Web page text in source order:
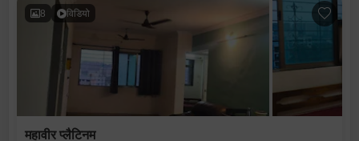
8 विडियो
महावीर प्लैटिनम